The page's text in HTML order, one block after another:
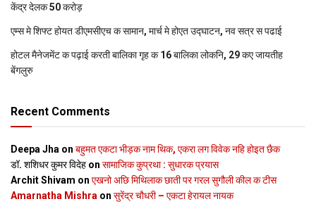
केंद्र देलक 50 करोड़
एम्स मे शिफ्ट होयत डीएमसीएच क सामान, मार्च मे होएत उद्घाटन, नव सत्र स पढाई
होटल मैनेजमेंट क पढ़ाई करती बालिका गृह क 16 बालिका लोकनि, 29 कए जायतीह
बेंगलुरु
Recent Comments
Deepa Jha on बहुमत एकटा भीड़क नाम थिक, एकरा लग विवेक नहि होइत छैक
डॉ. शशिधर कुमर विदेह on सामाजिक कुप्रथा : सुधारक प्रयास
Archit Shivam on एखनो अछि मिथिलाक छाती पर गरल सुगौली कील क टीस
Amarnatha Mishra on सुरेंद्र चौधरी – एकटा हेरायल नायक